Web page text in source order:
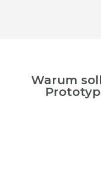
Warum